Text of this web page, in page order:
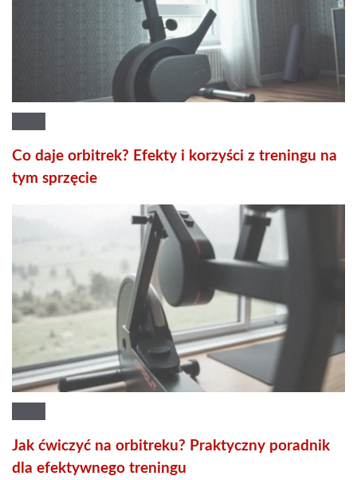
Co daje orbitrek? Efekty i korzyści z treningu na
tym sprzęcie
Jak ćwiczyć na orbitreku? Praktyczny poradnik
dla efektywnego treningu